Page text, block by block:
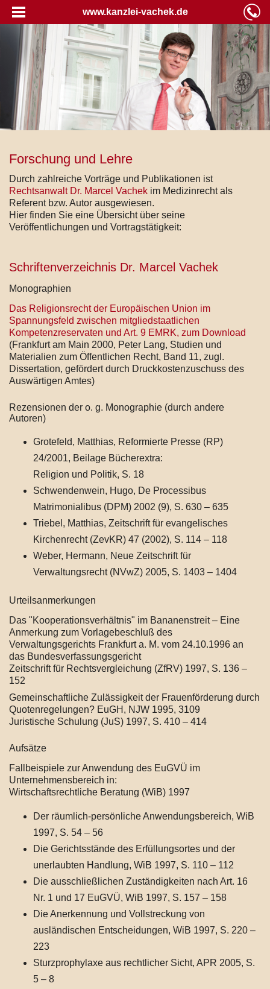
www.kanzlei-vachek.de
Forschung und Lehre
Durch zahlreiche Vorträge und Publikationen ist
Rechtsanwalt Dr. Marcel Vachek im Medizinrecht als
Referent bzw. Autor ausgewiesen.
Hier finden Sie eine Übersicht über seine
Veröffentlichungen und Vortragstätigkeit:
Schriftenverzeichnis Dr. Marcel Vachek
Monographien
Das Religionsrecht der Europäischen Union im
Spannungsfeld zwischen mitgliedstaatlichen
Kompetenzreservaten und Art. 9 EMRK, zum Download
(Frankfurt am Main 2000, Peter Lang, Studien und
Materialien zum Öffentlichen Recht, Band 11, zugl.
Dissertation, gefördert durch Druckkostenzuschuss des
Auswärtigen Amtes)
Rezensionen der o. g. Monographie (durch andere
Autoren)
Grotefeld, Matthias, Reformierte Presse (RP)
24/2001, Beilage Bücherextra:
Religion und Politik, S. 18
Schwendenwein, Hugo, De Processibus
Matrimonialibus (DPM) 2002 (9), S. 630 – 635
Triebel, Matthias, Zeitschrift für evangelisches
Kirchenrecht (ZevKR) 47 (2002), S. 114 – 118
Weber, Hermann, Neue Zeitschrift für
Verwaltungsrecht (NVwZ) 2005, S. 1403 – 1404
Urteilsanmerkungen
Das "Kooperationsverhältnis" im Bananenstreit – Eine
Anmerkung zum Vorlagebeschluß des
Verwaltungsgerichts Frankfurt a. M. vom 24.10.1996 an
das Bundesverfassungsgericht
Zeitschrift für Rechtsvergleichung (ZfRV) 1997, S. 136 –
152
Gemeinschaftliche Zulässigkeit der Frauenförderung durch
Quotenregelungen? EuGH, NJW 1995, 3109
Juristische Schulung (JuS) 1997, S. 410 – 414
Aufsätze
Fallbeispiele zur Anwendung des EuGVÜ im
Unternehmensbereich in:
Wirtschaftsrechtliche Beratung (WiB) 1997
Der räumlich-persönliche Anwendungsbereich, WiB
1997, S. 54 – 56
Die Gerichtsstände des Erfüllungsortes und der
unerlaubten Handlung, WiB 1997, S. 110 – 112
Die ausschließlichen Zuständigkeiten nach Art. 16
Nr. 1 und 17 EuGVÜ, WiB 1997, S. 157 – 158
Die Anerkennung und Vollstreckung von
ausländischen Entscheidungen, WiB 1997, S. 220 –
223
Sturzprophylaxe aus rechtlicher Sicht, APR 2005, S.
5 – 8